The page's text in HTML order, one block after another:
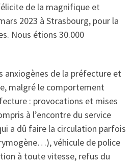
de la magnifique et
2023 à Strasbourg, pour la
Nous étions 30.000
anxiogènes de la préfecture et
malgré le comportement
: provocations et mises
à l’encontre du service
a dû faire la circulation parfois
véhicule de police
à toute vitesse, refus du